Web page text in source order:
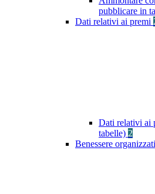
pubblicare in
Dati relativi ai premi
Dati relativi ai
tabelle) 2
Benessere